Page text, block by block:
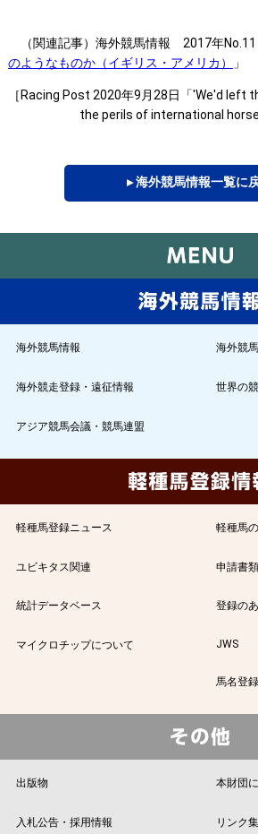
（関連記事）海外競馬情報 2017年No.11
のようなものか（イギリス・アメリカ）
」
［Racing Post 2020年9月28日「'We'd left
the perils of international horse
▸ 海外競馬情報一覧に
海外競馬情報 海外競
海外競走登録・遠征情報 世界の
アジア競馬会議・競馬連盟
軽種馬登録ニュース 軽種馬
ユビキタス関連 申請書
統計データベース 登録の
マイクロチップについて JWS
馬名登
出版物 本財団
入札公告・採用情報 リンク集